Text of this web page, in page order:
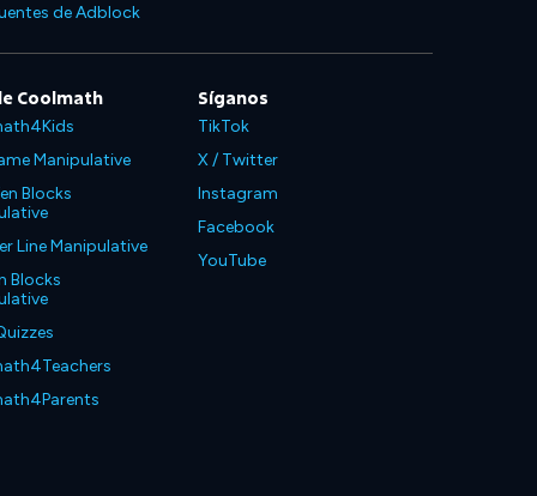
de Adblock
Coolmath
Manipulative
Blocks
Line Manipulative
Blocks
Síganos
TikTok
X / Twitter
Instagram
Facebook
YouTube